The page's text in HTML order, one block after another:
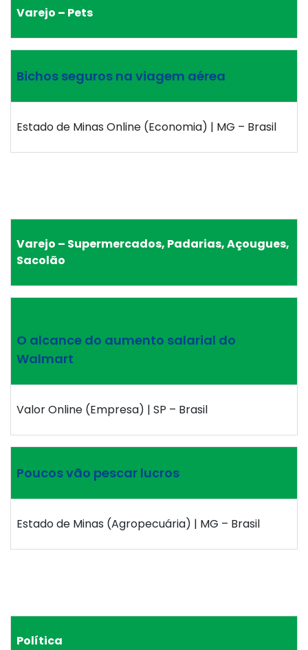
Varejo – Pets
Bichos seguros na viagem aérea
Estado de Minas Online (Economia) | MG – Brasil
Varejo – Supermercados, Padarias, Açougues,
Sacolão
O alcance do aumento salarial do
Walmart
Valor Online (Empresa) | SP – Brasil
Poucos vão pescar lucros
Estado de Minas (Agropecuária) | MG – Brasil
Política